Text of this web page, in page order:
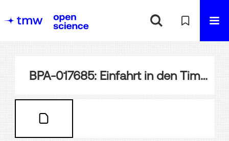
BPA-017685: Einfahrt in den Timsahsee